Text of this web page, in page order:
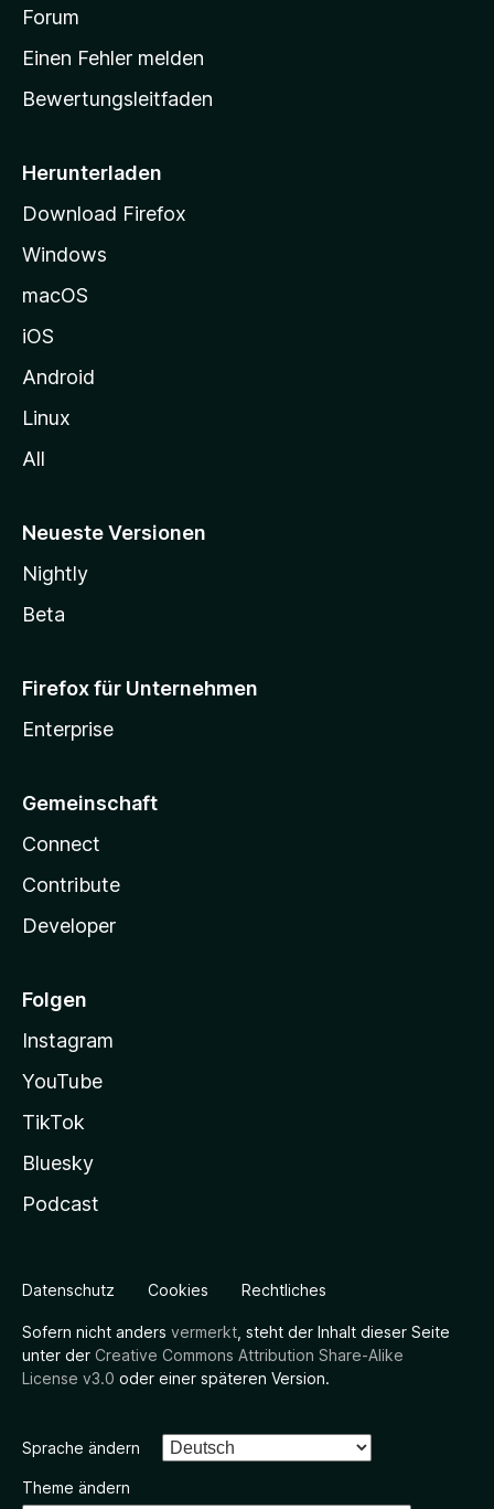
a
r
s
i
e
g
e
n
Forum
Einen Fehler melden
Bewertungsleitfaden
Herunterladen
Download Firefox
Windows
macOS
iOS
Android
Linux
All
Neueste Versionen
Nightly
Beta
Firefox für Unternehmen
Enterprise
Gemeinschaft
Connect
Contribute
Developer
Folgen
Instagram
YouTube
TikTok
Bluesky
Podcast
Datenschutz Cookies Rechtliches
Sofern nicht anders vermerkt , steht der Inhalt dieser Seite
unter der Creative Commons Attribution Share-Alike
License v3.0 oder einer späteren Version.
Sprache ändern
Theme ändern